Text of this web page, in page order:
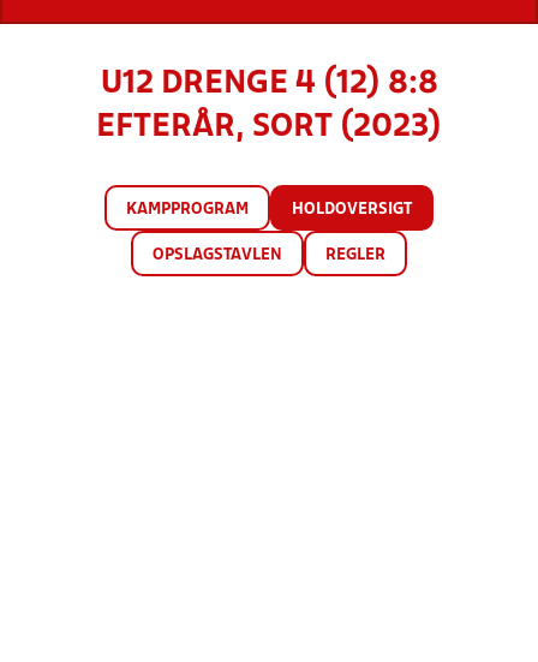
U12 DRENGE 4 (12) 8:8
EFTERÅR, SORT (2023)
KAMPPROGRAM HOLDOVERSIGT
OPSLAGSTAVLEN REGLER